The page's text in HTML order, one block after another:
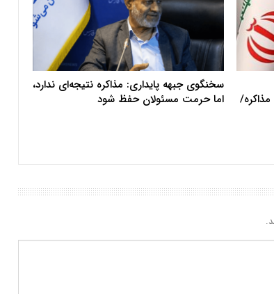
سخنگوی جبهه پایداری: مذاکره نتیجه‌ای ندارد،
اما حرمت مسئولان حفظ شود